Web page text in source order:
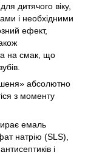
дитячого віку,
і необхідними
ефект,
на смак, що
абсолютно
з моменту
емаль
натрію (SLS),
і